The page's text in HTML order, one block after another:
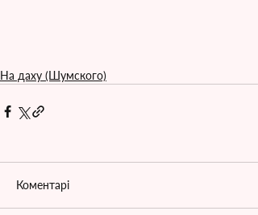
На даху (Шумского)
Коментарі